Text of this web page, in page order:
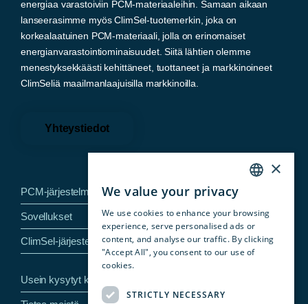
energiaa varastoiviin PCM-materiaaleihin. Samaan aikaan
lanseerasimme myös ClimSel-tuotemerkin, joka on
korkealaatuinen PCM-materiaali, jolla on erinomaiset
energianvarastointiominaisuudet. Siitä lähtien olemme
menestyksekkäästi kehittäneet, tuottaneet ja markkinoineet
ClimSeliä maailmanlaajuisilla markkinoilla.
PCM-järjestelmämme
Sovellukset
ClimSel-järjestelmät
Usein kysytyt kysymykset
EN
SV
Yhteystiedot
SWEDISH
NORWEGIAN
×
We value your privacy
We use cookies to enhance your browsing
experience, serve personalised ads or
content, and analyse our traffic. By clicking
"Accept All", you consent to our use of
cookies.
STRICTLY NECESSARY